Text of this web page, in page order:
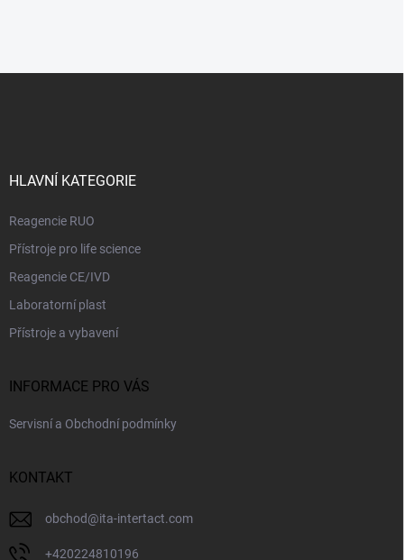
HLAVNÍ KATEGORIE
Reagencie RUO
Přístroje pro life science
Reagencie CE/IVD
Laboratorní plast
Přístroje a vybavení
INFORMACE PRO VÁS
Servisní a Obchodní podmínky
KONTAKT
obchod@ita-intertact.com
+420224810196